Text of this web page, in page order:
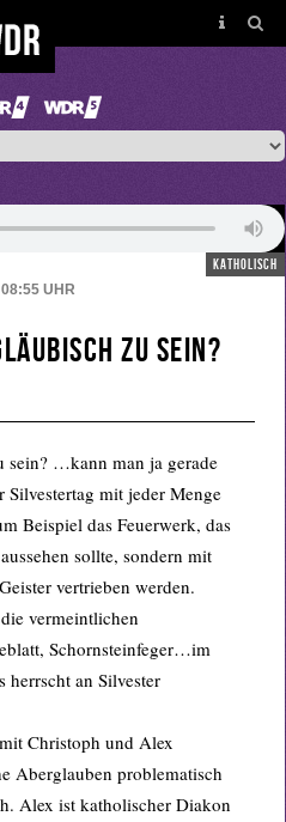
katholisch
08:55 UHR
zu sein?
sein? …kann man ja gerade
mit jeder Menge
Beispiel das Feuerwerk, das
sollte, sondern mit
vertrieben werden.
vermeintlichen
Schornsteinfeger…im
herrscht an Silvester
Christoph und Alex
Aberglauben problematisch
Alex ist katholischer Diakon